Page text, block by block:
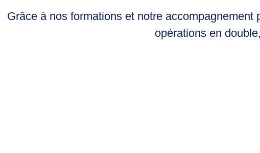
Grâce à nos formations et notre
opérations en